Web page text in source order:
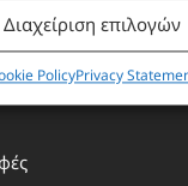
Διαχείριση επιλογών
PolicyPrivacy